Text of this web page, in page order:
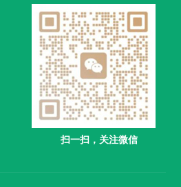
扫一扫，关注微信